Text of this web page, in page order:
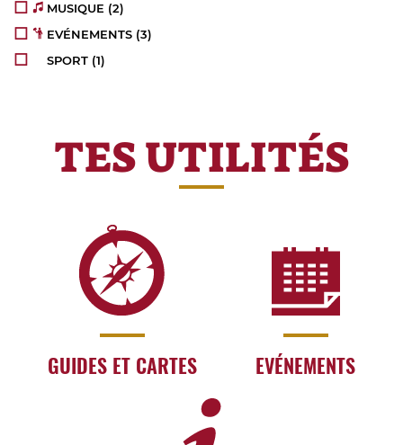
MUSIQUE (2)
EVÉNEMENTS (3)
SPORT (1)
TES UTILITÉS
GUIDES ET CARTES EVÉNEMENTS